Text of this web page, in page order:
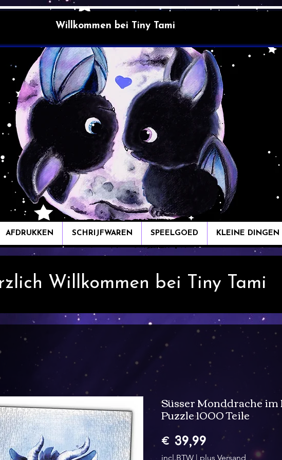
Willkommen bei Tiny Tami
AFDRUKKEN SCHRIJFWAREN SPEELGOED KLEINE DINGEN
Willkommen bei Tiny Tami
Süsser Monddrache
Puzzle 1000 Teile
€ 39,99 Prijs
incl.BTW | plus Versand